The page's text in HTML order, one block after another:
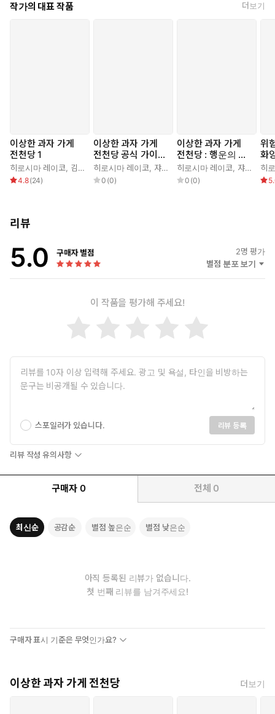
작가의 대표 작품 더보기
이상한 과자 가게
전천당 1
히로시마 레이코, 김정화
4.8(24)
이상한 과자 가게
전천당 공식 가이드
북
히로시마 레이코, 쟈쟈
0 (0)
이상한 과자 가게
전천당 : 행운의 갈
림길 1
히로시마 레이코, 쟈쟈 김
0 (0)
위
화
외
히
리뷰
5.0 구매자 별점 2명 평가
별점 분포 보기
이 작품을 평가해 주세요!
스포일러가 있습니다. 리뷰 등록
리뷰 작성 유의사항
구매자 0 전체 0
최신순 공감순 별점 높은순 별점 낮은순
아직 등록된 리뷰가 없습니다.
첫 번째 리뷰를 남겨주세요!
구매자 표시 기준은 무엇인가요?
이상한 과자 가게 전천당 더보기